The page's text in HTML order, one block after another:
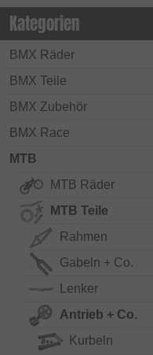
Kategorien
BMX Räder
BMX Teile
BMX Zubehör
BMX Race
MTB
MTB Räder
MTB Teile
Rahmen
Gabeln + Co.
Lenker
Antrieb + Co.
Kurbeln